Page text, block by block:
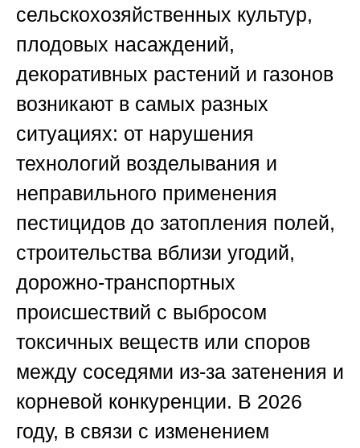
сельскохозяйственных культур,
плодовых насаждений,
декоративных растений и газонов
возникают в самых разных
ситуациях: от нарушения
технологий возделывания и
неправильного применения
пестицидов до затопления полей,
строительства вблизи угодий,
дорожно-транспортных
происшествий с выбросом
токсичных веществ или споров
между соседями из-за затенения и
корневой конкуренции. В 2026
году, в связи с изменением